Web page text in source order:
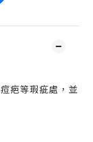
疤等瑕疵處，並